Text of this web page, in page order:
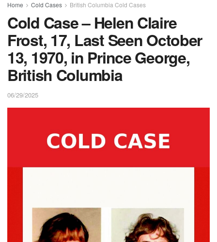
Home Cold Cases British Columbia Cold Cases
Cold Case – Helen Claire
Frost, 17, Last Seen October
13, 1970, in Prince George,
British Columbia
06/29/2025